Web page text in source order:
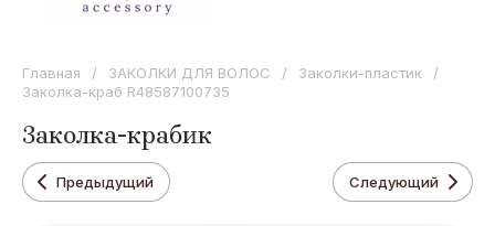
Главная / ЗАКОЛКИ ДЛЯ ВОЛОС / Заколки-пластик
/
Заколка-краб R48587100735
Заколка-крабик
Предыдущий Следующий